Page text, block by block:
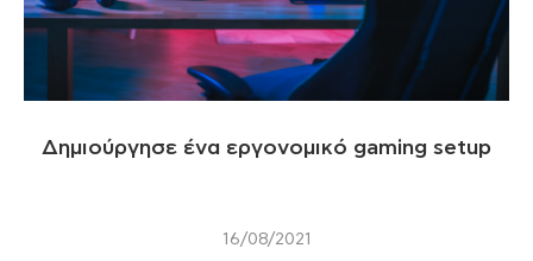
Δημιούργησε ένα εργονομικό gaming setup
16/08/2021